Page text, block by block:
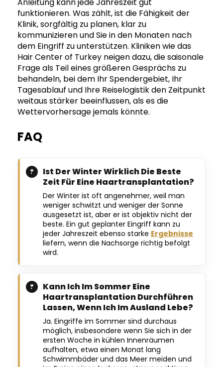
Anleitung kann jede Jahreszeit gut
funktionieren. Was zählt, ist die Fähigkeit der
Klinik, sorgfältig zu planen, klar zu
kommunizieren und Sie in den Monaten nach
dem Eingriff zu unterstützen. Kliniken wie das
Hair Center of Turkey neigen dazu, die saisonale
Frage als Teil eines größeren Gesprächs zu
behandeln, bei dem Ihr Spendergebiet, Ihr
Tagesablauf und Ihre Reiselogistik den Zeitpunkt
weitaus stärker beeinflussen, als es die
Wettervorhersage jemals könnte.
FAQ
Ist Der Winter Wirklich Die Beste
Zeit Für Eine Haartransplantation?
Der Winter ist oft angenehmer, weil man
weniger schwitzt und weniger der Sonne
ausgesetzt ist, aber er ist objektiv nicht der
beste. Ein gut geplanter Eingriff kann zu
jeder Jahreszeit ebenso starke Ergebnisse
liefern, wenn die Nachsorge richtig befolgt
wird.
Kann Ich Im Sommer Eine
Haartransplantation Durchführen
Lassen, Wenn Ich Im Ausland Lebe?
Ja. Eingriffe im Sommer sind durchaus
möglich, insbesondere wenn Sie sich in der
ersten Woche in kühlen Innenräumen
aufhalten, etwa einen Monat lang
Schwimmbäder und das Meer meiden und